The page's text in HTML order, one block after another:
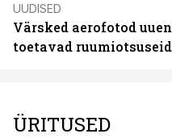
UUDISED
Värsked aerofotod
toetavad ruumiotsuseid
ÜRITUSED